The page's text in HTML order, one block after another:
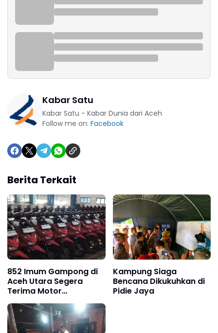
Kabar Satu
Kabar Satu - Kabar Dunia dari Aceh
Follow me on: Facebook
Berita Terkait
852 Imum Gampong di
Aceh Utara Segera
Terima Motor
Operasional
Kampung Siaga
Bencana Dikukuhkan di
Pidie Jaya